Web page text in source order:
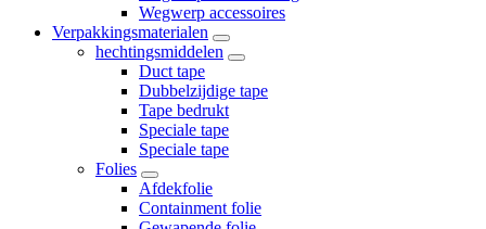
Wegwerp accessoires
Verpakkingsmaterialen
hechtingsmiddelen
Duct tape
Dubbelzijdige tape
Tape bedrukt
Speciale tape
Speciale tape
Folies
Afdekfolie
Containment folie